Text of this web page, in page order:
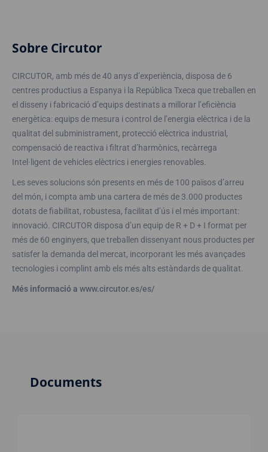
Sobre Circutor
CIRCUTOR, amb més de 40 anys d’experiència, disposa de 6
centres productius a Espanya i la República Txeca que treballen en
el disseny i fabricació d’equips destinats a millorar l’eficiència
energètica: equips de mesura i control de l’energia elèctrica i de la
qualitat del subministrament, protecció elèctrica industrial,
compensació de reactiva i filtrat d’harmònics, recàrrega
Intel·ligent de vehicles elèctrics i energies renovables.
Les seves solucions són presents en més de 100 països d’arreu
del món, i compta amb una cartera de més de 3.000 productes
dotats de fiabilitat, robustesa, facilitat d’ús i el més important:
innovació. CIRCUTOR disposa d’un equip de R + D + I format per
més de 60 enginyers, que treballen dissenyant nous productes per
satisfer la demanda del mercat, incorporant les més avançades
tecnologies i complint amb els més alts estàndards de qualitat.
Més informació a www.circutor.es/es/
Documents